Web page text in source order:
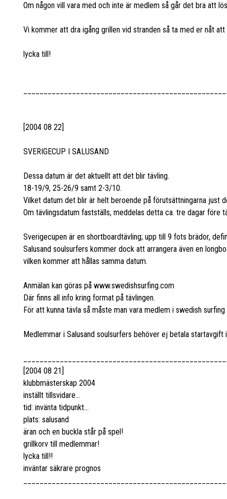
Om någon vill vara med och inte är medlem så går det bra att
Vi kommer att dra igång grillen vid stranden så ta med er nåt
lycka till!
[2004 08 22]
SVERIGECUP I SALUSAND
Dessa datum är det aktuellt att det blir tävling.
18-19/9, 25-26/9 samt 2-3/10.
Vilket datum det blir är helt beroende på förutsättningarna just
Om tävlingsdatum fastställs, meddelas detta ca. tre dagar före
Sverigecupen är en shortboardtävling; upp till 9 fots brädor,
Salusand soulsurfers kommer dock att arrangera även en
vilken kommer att hållas samma datum.
Anmälan kan göras på www.swedishsurfing.com
Där finns all info kring format på tävlingen.
För att kunna tävla så måste man vara medlem i swedish
Medlemmar i Salusand soulsurfers behöver ej betala startavgift
[2004 08 21]
klubbmästerskap 2004
inställt tillsvidare...
tid: invänta tidpunkt...
plats: salusand
äran och en buckla står på spel!
grillkorv till medlemmar!
lycka till!!
inväntar säkrare prognos